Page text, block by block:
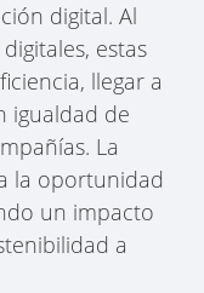
digital. Al
estas
llegar a
igualdad de
La
la oportunidad
un impacto
a